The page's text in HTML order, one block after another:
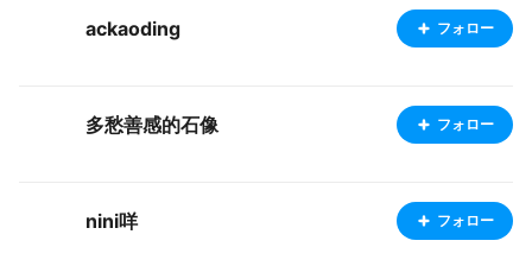
ackaoding フォロー
多愁善感的石像 フォロー
nini咩 フォロー